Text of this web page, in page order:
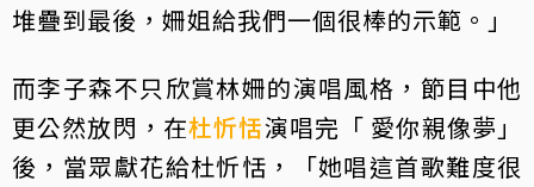
堆疊到最後，姍姐給我們一個很棒的示範。」
而李子森不只欣賞林姍的演唱風格，節目中他
更公然放閃，在杜忻恬演唱完「 愛你親像夢」
後，當眾獻花給杜忻恬，「她唱這首歌難度很